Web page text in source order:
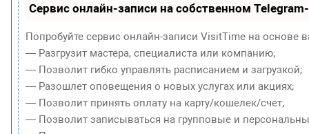
Сервис онлайн-записи на собственном
Попробуйте сервис онлайн-записи VisitTime на основе
— Разгрузит мастера, специалиста или компанию;
— Позволит гибко управлять расписанием и загрузкой;
— Разошлет оповещения о новых услугах или акциях;
— Позволит принять оплату на карту/кошелек/счет;
— Позволит записываться на групповые и